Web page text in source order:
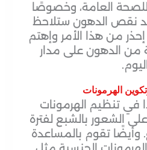
العامة، وخصوصًا
نقص الدهون ستلاحظ
من هذا الأمر وإهتم
من الدهون على مدار
اليوم.
في تنظيم الهرمونات
الشعور بالشبع لفترة
وأيضًا تقوم بالمساعدة